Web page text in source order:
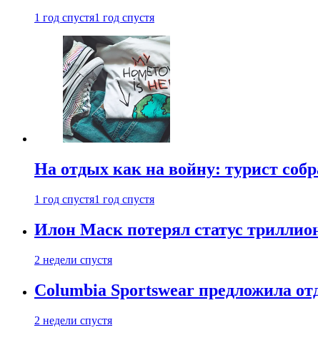
1 год спустя1 год спустя
На отдых как на войну: турист
1 год спустя1 год спустя
Илон Маск потерял статус
2 недели спустя
Columbia Sportswear предложила
2 недели спустя